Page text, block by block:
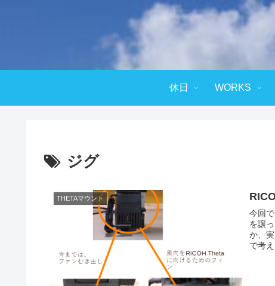
休日 WORKS
ジグ
THETAマウント
今回
を譲
か、
で考